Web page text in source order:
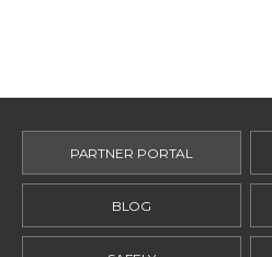
PARTNER PORTAL
BLOG